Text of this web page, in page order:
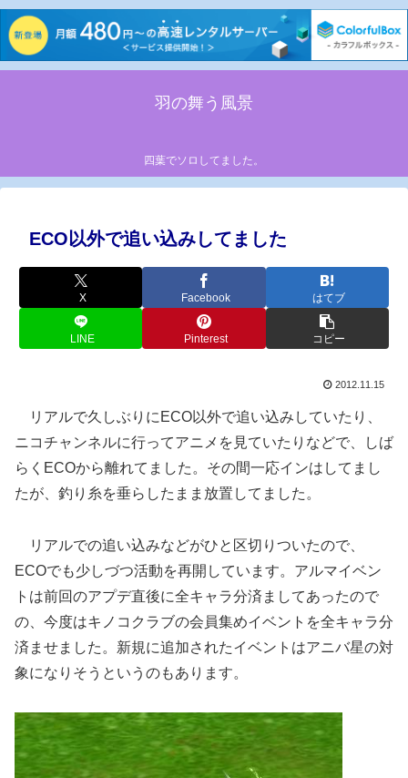
羽の舞う風景
四葉でソロしてました。
ECO以外で追い込みしてました
X Facebook はてブ
LINE Pinterest コピー
2012.11.15
リアルで久しぶりにECO以外で追い込みしていたり、
ニコチャンネルに行ってアニメを見ていたりなどで、しば
らくECOから離れてました。その間一応インはしてまし
たが、釣り糸を垂らしたまま放置してました。
リアルでの追い込みなどがひと区切りついたので、
ECOでも少しづつ活動を再開しています。アルマイベン
トは前回のアプデ直後に全キャラ分済ましてあったので
の、今度はキノコクラブの会員集めイベントを全キャラ分
済ませました。新規に追加されたイベントはアニバ星の対
象になりそうというのもあります。